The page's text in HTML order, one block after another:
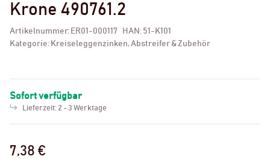
Krone 490761.2
Artikelnummer: ER01-000117 HAN: 51-K101
Kategorie: Kreiseleggenzinken, Abstreifer & Zubehör
Sofort verfügbar
Lieferzeit: 2 - 3 Werktage
7,38 €